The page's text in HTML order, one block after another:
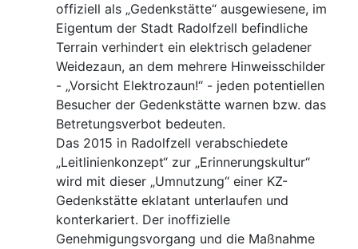
offiziell als „Gedenkstätte“ ausgewiesene, im
Eigentum der Stadt Radolfzell befindliche
Terrain verhindert ein elektrisch geladener
Weidezaun, an dem mehrere Hinweisschilder
- „Vorsicht Elektrozaun!“ - jeden potentiellen
Besucher der Gedenkstätte warnen bzw. das
Betretungsverbot bedeuten.
Das 2015 in Radolfzell verabschiedete
„Leitlinienkonzept“ zur „Erinnerungskultur“
wird mit dieser „Umnutzung“ einer KZ-
Gedenkstätte eklatant unterlaufen und
konterkariert. Der inoffizielle
Genehmigungsvorgang und die Maßnahme